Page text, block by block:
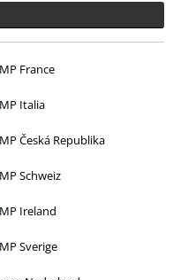
France
Italia
Česká Republika
Schweiz
Ireland
Sverige
écoute